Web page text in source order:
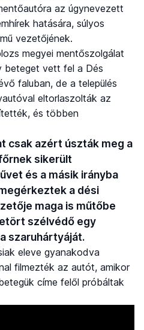
az úgynevezett
hatására, súlyos
vezetőjének.
megyei mentőszolgálat
beteget vett fel a Dés
faluban, de a település
eltorlaszolták az
és többen
csak azért úszták meg a
sikerült
és a másik irányba
a dési
maga is műtőbe
szélvédő egy
szaruhártyáját.
eleve gyanakodva
filmezték az autót, amikor
címe felől próbáltak